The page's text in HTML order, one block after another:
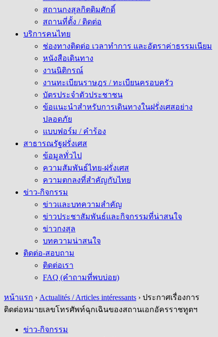
สถานกงสุลกิตติมศักดิ์
สถานที่ตั้ง / ติดต่อ
บริการคนไทย
ช่องทางติดต่อ เวลาทำการ และอัตราค่าธรรมเนียม
หนังสือเดินทาง
งานนิติกรณ์
งานทะเบียนราษฎร / ทะเบียนครอบครัว
บัตรประจำตัวประชาชน
ข้อแนะนำสำหรับการเดินทางในฝรั่งเศสอย่าง
ปลอดภัย
แบบฟอร์ม / คำร้อง
สาธารณรัฐฝรั่งเศส
ข้อมูลทั่วไป
ความสัมพันธ์ไทย-ฝรั่งเศส
ความตกลงที่สำคัญกับไทย
ข่าว-กิจกรรม
ข่าวและบทความสำคัญ
ข่าวประชาสัมพันธ์และกิจกรรมที่น่าสนใจ
ข่าวกงสุล
บทความน่าสนใจ
ติดต่อ-สอบถาม
ติดต่อเรา
FAQ (คำถามที่พบบ่อย)
หน้าแรก › Actualités / Articles intéressants › ประกาศเรื่องการ
ติดต่อหมายเลขโทรศัพท์ฉุกเฉินของสถานเอกอัครราชทูตฯ
ข่าว-กิจกรรม